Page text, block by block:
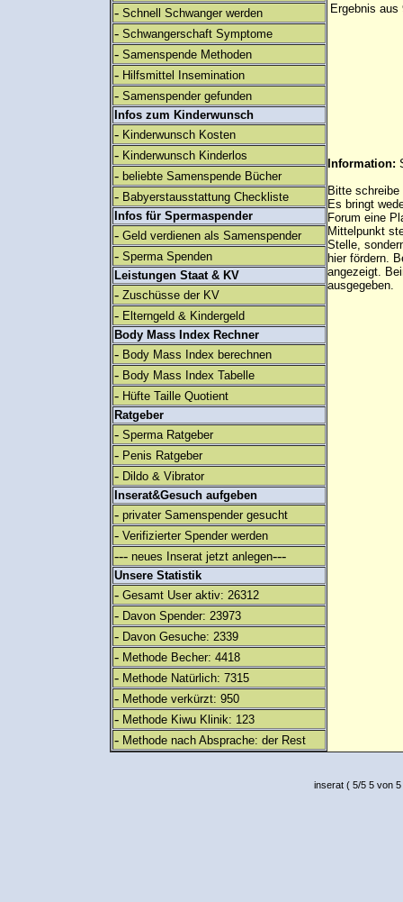
- Schnell Schwanger werden
- Schwangerschaft Symptome
- Samenspende Methoden
- Hilfsmittel Insemination
- Samenspender gefunden
Infos zum Kinderwunsch
- Kinderwunsch Kosten
- Kinderwunsch Kinderlos
- beliebte Samenspende Bücher
- Babyerstausstattung Checkliste
Infos für Spermaspender
- Geld verdienen als Samenspender
- Sperma Spenden
Leistungen Staat & KV
- Zuschüsse der KV
- Elterngeld & Kindergeld
Body Mass Index Rechner
- Body Mass Index berechnen
- Body Mass Index Tabelle
- Hüfte Taille Quotient
Ratgeber
- Sperma Ratgeber
- Penis Ratgeber
- Dildo & Vibrator
Inserat&Gesuch aufgeben
- privater Samenspender gesucht
- Verifizierter Spender werden
--- neues Inserat jetzt anlegen---
Unsere Statistik
- Gesamt User aktiv: 26312
- Davon Spender: 23973
- Davon Gesuche: 2339
- Methode Becher: 4418
- Methode Natürlich: 7315
- Methode verkürzt: 950
- Methode Kiwu Klinik: 123
- Methode nach Absprache: der Rest
Ergebnis aus
Information:
Bitte
Es bringt
Forum eine
Mittelpunkt
Stelle,
hier fördern.
angezeigt.
ausgegeben.
inserat( 5/5 5 von 5